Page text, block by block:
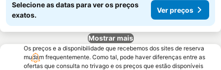
Selecione as datas para ver os preços
exatos.
Ver preços
Mostrar mais
Os preços e a disponibilidade que recebemos dos sites de reserva
mudam frequentemente. Como tal, pode haver diferenças entre as
ofertas que consulta no trivago e os preços que estão disponíveis